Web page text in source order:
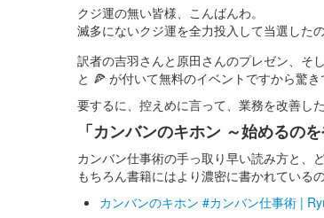
クジ運の無い皆様、こんばんわ。
滅多にないクジ運を全力投入して当選した
訳者の吉羽さんと原田さんのプレゼン、そ
と 🍕 が付いて無料のイベントですから驚
要するに、控えめに言って、業務を改善し
「カンバンのキホン ～始める
カンバン仕事術の手っ取り早い読み方と、
もちろん書籍にはより濃密に書かれている
カンバンのキホン #カンバン仕事術 |